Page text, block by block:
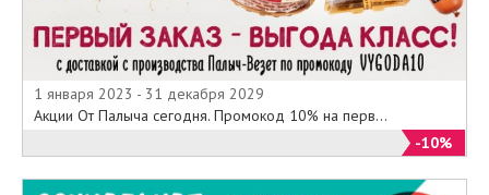
1 января 2023 - 31 декабря 2029
Акции От Палыча сегодня. Промокод 10% на перв...
-10%